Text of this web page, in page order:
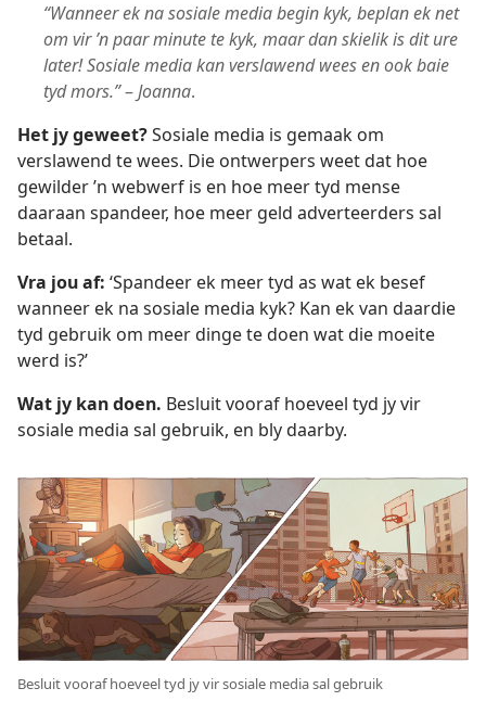
“Wanneer ek na sosiale media begin kyk, beplan ek net
om vir ’n paar minute te kyk, maar dan skielik is dit ure
later! Sosiale media kan verslawend wees en ook baie
tyd mors.”–Joanna.
Het jy geweet?Sosiale media is gemaak om
verslawend te wees. Die ontwerpers weet dat hoe
gewilder ’n webwerf is en hoe meer tyd mense
daaraan spandeer, hoe meer geld adverteerders sal
betaal.
Vra jou af: ‘Spandeer ek meer tyd as wat ek besef
wanneer ek na sosiale media kyk? Kan ek van daardie
tyd gebruik om meer dinge te doen wat die moeite
werd is?’
Wat jy kan doen. Besluit vooraf hoeveel tyd jy vir
sosiale media sal gebruik, en bly daarby.
Besluit vooraf hoeveel tyd jy vir sosiale media sal gebruik